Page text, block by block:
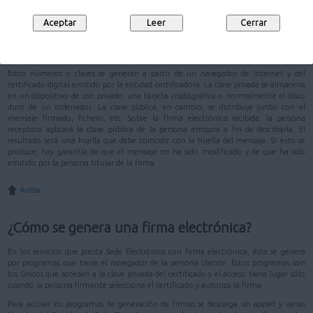
Para poder utilizar la firma electrónica es necesario haber obtenido previamente
un certificado digital. El funcionamiento de la firma electrónica se basa en un par
Estos números o claves se generan a partir de un navegador de Internet y del
certificado digital emitido por la entidad certificadora. La clave privada se almacena
en un dispositivo de uso privado: una tarjeta criptográfica o normalmente el disco
duro de un ordenador. La clave pública, en cambio, se distribuye junto con el
mensaje firmado, fichero, etc. Sobre la firma electrónica recibida, la persona
receptora aplicará la clave pública de la persona emisora a fin de descifrarla. El
resultado será una huella que debe coincidir con la huella del mensaje. Si esto se
produce, hay garantía de que el mensaje no ha sido modificado y de que ha sido
emitido por la persona titular de la firma.
Arriba
¿Cómo se genera una firma electrónica?
En los servicios que presta Sede Electrónica con firma electrónica, ésta se genera
por programas que tiene el navegador de la persona cliente. Estos programas son
los únicos que acceden a la clave privada del certificado y el acceso tiene lugar sólo
cuando la persona firmante selecciona el certificado y autoriza la firma.
Para activar los programas de generación de firmas se descarga un applet y varias